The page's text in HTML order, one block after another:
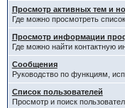
Просмотр активных тем и
Где можно просмотреть
Просмотр информации
Где можно найти контактную
Сообщения
Руководство по функциям,
Список пользователей
Просмотр и поиск